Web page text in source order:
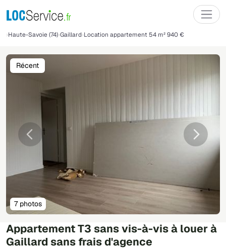
Haute-Savoie (74) Gaillard Location appartement 54 m² 940 €
Appartement T3 sans vis-à-vis à louer à
Gaillard sans frais d'agence
Précédente
7 photos
Récent